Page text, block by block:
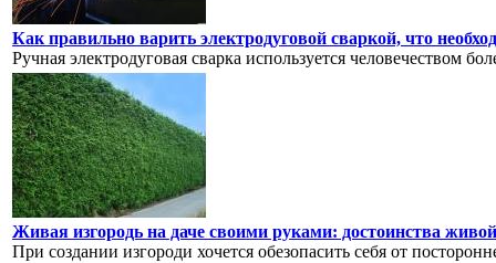
Как правильно варить электродуговой сваркой, что
Ручная электродуговая сварка используется человечеством
Живая изгородь на даче своими руками: достоинства
При создании изгороди хочется обезопасить себя от